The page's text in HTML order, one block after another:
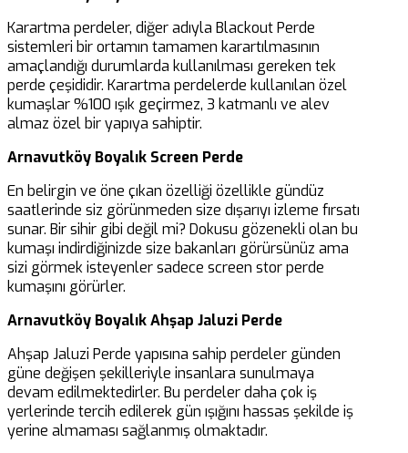
Karartma perdeler, diğer adıyla Blackout Perde
sistemleri bir ortamın tamamen karartılmasının
amaçlandığı durumlarda kullanılması gereken tek
perde çeşididir. Karartma perdelerde kullanılan özel
kumaşlar %100 ışık geçirmez, 3 katmanlı ve alev
almaz özel bir yapıya sahiptir.
Arnavutköy Boyalık Screen Perde
En belirgin ve öne çıkan özelliği özellikle gündüz
saatlerinde siz görünmeden size dışarıyı izleme fırsatı
sunar. Bir sihir gibi değil mi? Dokusu gözenekli olan bu
kumaşı indirdiğinizde size bakanları görürsünüz ama
sizi görmek isteyenler sadece screen stor perde
kumaşını görürler.
Arnavutköy Boyalık Ahşap Jaluzi Perde
Ahşap Jaluzi Perde yapısına sahip perdeler günden
güne değişen şekilleriyle insanlara sunulmaya
devam edilmektedirler. Bu perdeler daha çok iş
yerlerinde tercih edilerek gün ışığını hassas şekilde iş
yerine almaması sağlanmış olmaktadır.